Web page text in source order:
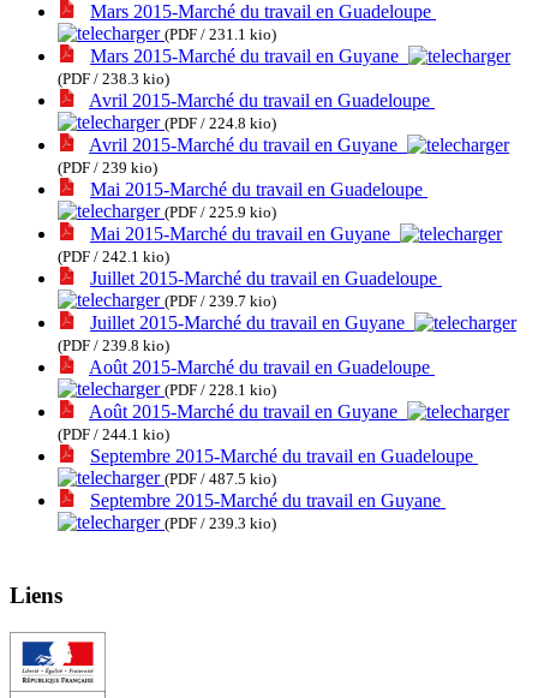
Mars 2015-Marché du travail en Guadeloupe
(PDF / 231.1 kio)
Mars 2015-Marché du travail en Guyane
(PDF / 238.3 kio)
Avril 2015-Marché du travail en Guadeloupe
(PDF / 224.8 kio)
Avril 2015-Marché du travail en Guyane
(PDF / 239 kio)
Mai 2015-Marché du travail en Guadeloupe
(PDF / 225.9 kio)
Mai 2015-Marché du travail en Guyane
(PDF / 242.1 kio)
Juillet 2015-Marché du travail en Guadeloupe
(PDF / 239.7 kio)
Juillet 2015-Marché du travail en Guyane
(PDF / 239.8 kio)
Août 2015-Marché du travail en Guadeloupe
(PDF / 228.1 kio)
Août 2015-Marché du travail en Guyane
(PDF / 244.1 kio)
Septembre 2015-Marché du travail en Guadeloupe
(PDF / 487.5 kio)
Septembre 2015-Marché du travail en Guyane
(PDF / 239.3 kio)
Liens